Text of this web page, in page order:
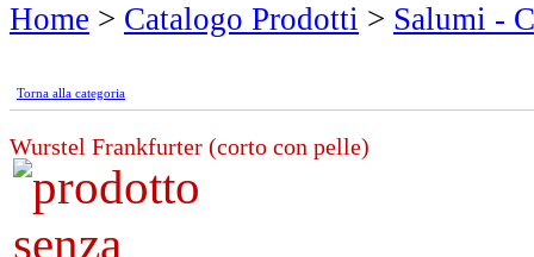
Home > Catalogo Prodotti > Salumi -
Torna alla categoria
Wurstel Frankfurter (corto con pelle)